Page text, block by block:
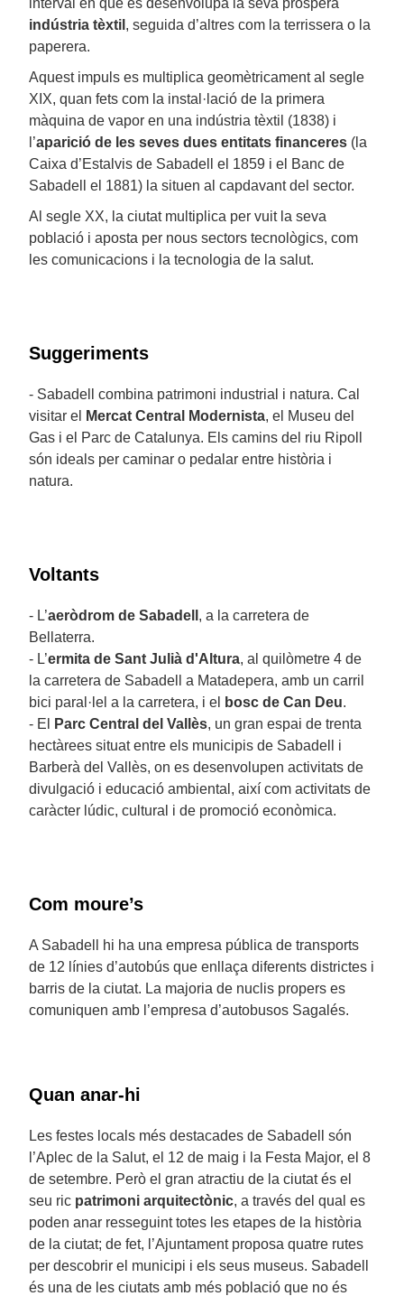
interval en què es desenvolupa la seva pròspera
indústria tèxtil , seguida d’altres com la terrissera o la
paperera.
Aquest impuls es multiplica geomètricament al segle
XIX, quan fets com la instal·lació de la primera
màquina de vapor en una indústria tèxtil (1838) i
l’aparició de les seves dues entitats financeres (la
Caixa d’Estalvis de Sabadell el 1859 i el Banc de
Sabadell el 1881) la situen al capdavant del sector.
Al segle XX, la ciutat multiplica per vuit la seva
població i aposta per nous sectors tecnològics, com
les comunicacions i la tecnologia de la salut.
Suggeriments
- Sabadell combina patrimoni industrial i natura. Cal
visitar el
Mercat Central Modernista, el Museu del
Gas i el Parc de Catalunya. Els camins del riu Ripoll
són ideals per caminar o pedalar entre història i
natura.
Voltants
- L’aeròdrom de Sabadell , a la carretera de
Bellaterra.
- L’ermita de Sant Julià d'Altura, al quilòmetre 4 de
la carretera de Sabadell a Matadepera, amb un carril
bici paral·lel a la carretera, i el
bosc de Can Deu.
- El
Parc Central del Vallès, un gran espai de trenta
hectàrees situat entre els municipis de Sabadell i
Barberà del Vallès, on es desenvolupen activitats de
divulgació i educació ambiental, així com activitats de
caràcter lúdic, cultural i de promoció econòmica.
Com moure’s
A Sabadell hi ha una empresa pública de transports
de 12 línies d’autobús que enllaça diferents districtes i
barris de la ciutat. La majoria de nuclis propers es
comuniquen amb l’empresa d’autobusos Sagalés.
Quan anar-hi
Les festes locals més destacades de Sabadell són
l’Aplec de la Salut, el 12 de maig i la Festa Major, el 8
de setembre. Però el gran atractiu de la ciutat és el
seu ric patrimoni arquitectònic, a través del qual es
poden anar resseguint totes les etapes de la història
de la ciutat; de fet, l’Ajuntament proposa quatre rutes
per descobrir el municipi i els seus museus. Sabadell
és una de les ciutats amb més població que no és